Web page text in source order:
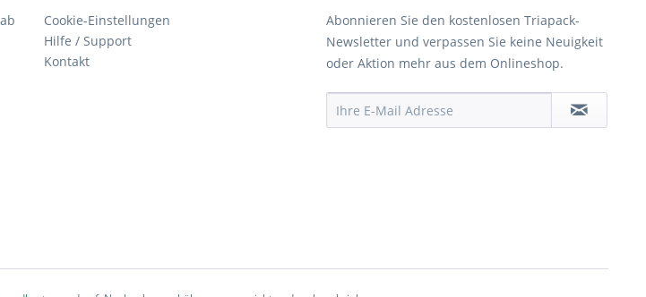
Cookie-Einstellungen
Hilfe / Support
Kontakt
Abonnieren Sie den kostenlosen Triapack-
Newsletter und verpassen Sie keine Neuigkeit
oder Aktion mehr aus dem Onlineshop.